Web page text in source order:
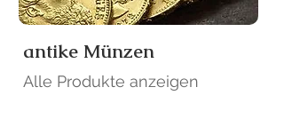
antike Münzen
Alle Produkte anzeigen